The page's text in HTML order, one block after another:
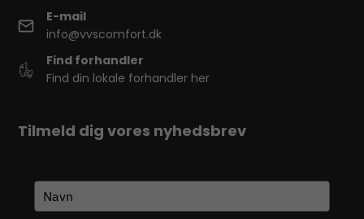
E-mail
info@vvscomfort.dk
Find forhandler
Find din lokale forhandler her
Tilmeld dig vores nyhedsbrev